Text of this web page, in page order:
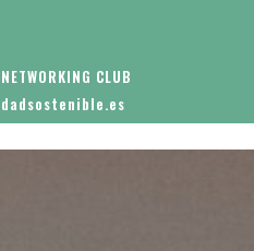
NETWORKING CLUB